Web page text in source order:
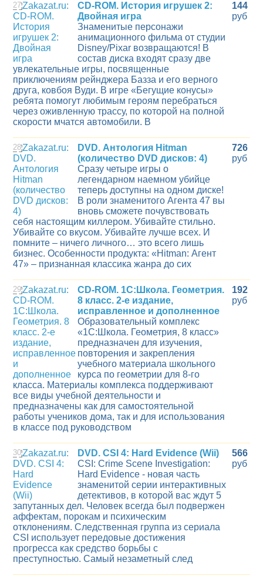
27
CD-ROM. История игрушек 2:
Двойная игра
Знаменитые персонажи
анимационного фильма от студии
Disney/Pixar возвращаются! В
состав диска входят сразу две
увлекательные игры, посвященные
приключениям рейнджера Базза и его верного
друга, ковбоя Вуди. В игре «Бегущие конусы»
ребята помогут любимым героям перебраться
через оживленную трассу, по которой на полной
скорости мчатся автомобили. В
144
руб
28
DVD. Антология Hitman
(количество DVD дисков: 4)
Сразу четыре игры о
легендарном наемном убийце
теперь доступны на одном диске!
В роли знаменитого Агента 47 вы
вновь сможете почувствовать
себя настоящим киллером. Убивайте стильно.
Убивайте со вкусом. Убивайте лучше всех. И
помните – ничего личного… это всего лишь
бизнес. Особенности продукта: «Hitman: Агент
47» – признанная классика жанра до сих
726
руб
29
CD-ROM. 1С:Школа. Геометрия.
8 класс. 2-е издание,
исправленное и дополненное
Образовательный комплекс
«1С:Школа. Геометрия, 8 класс»
предназначен для изучения,
повторения и закрепления
учебного материала школьного
курса по геометрии для 8-го
класса. Материалы комплекса поддерживают
все виды учебной деятельности и
предназначены как для самостоятельной
работы учеников дома, так и для использования
в классе под руководством
192
руб
30
DVD. CSI 4: Hard Evidence (Wii)
CSI: Crime Scene Investigation:
Hard Evidence - новая часть
знаменитой серии интерактивных
детективов, в которой вас ждут 5
запутанных дел. Человек всегда был подвержен
аффектам, порокам и психическим
отклонениям. Следственная группа из сериала
CSI использует передовые достижения
прогресса как средство борьбы с
преступностью. Самый незаметный след
566
руб